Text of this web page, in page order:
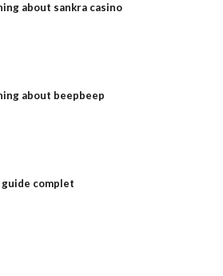
about sankra casino
about beepbeep
complet